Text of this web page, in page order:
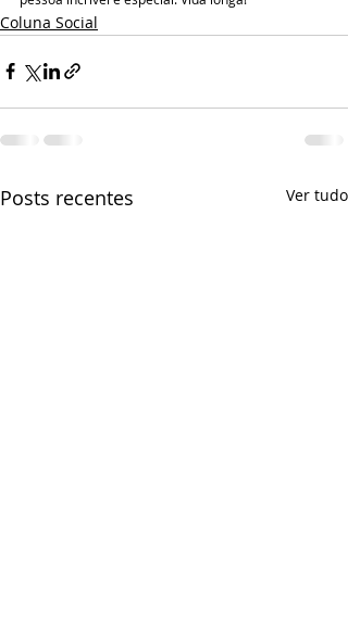
Coluna Social
Posts recentes Ver tudo